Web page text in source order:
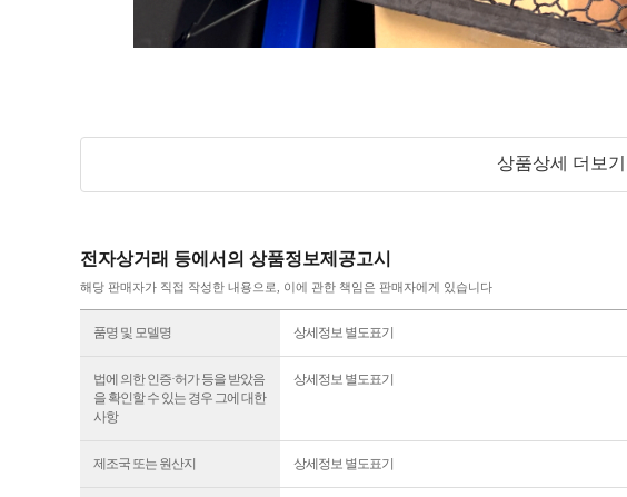
상품상세 더보기
전자상거래 등에서의 상품정보제공고시
해당 판매자가 직접 작성한 내용으로, 이에 관한 책임은 판매자에게 있습니다
품명 및 모델명 상세정보 별도표기
법에 의한 인증·허가 등을 받았음
을 확인할 수 있는 경우 그에 대한
사항
상세정보 별도표기
제조국 또는 원산지 상세정보 별도표기